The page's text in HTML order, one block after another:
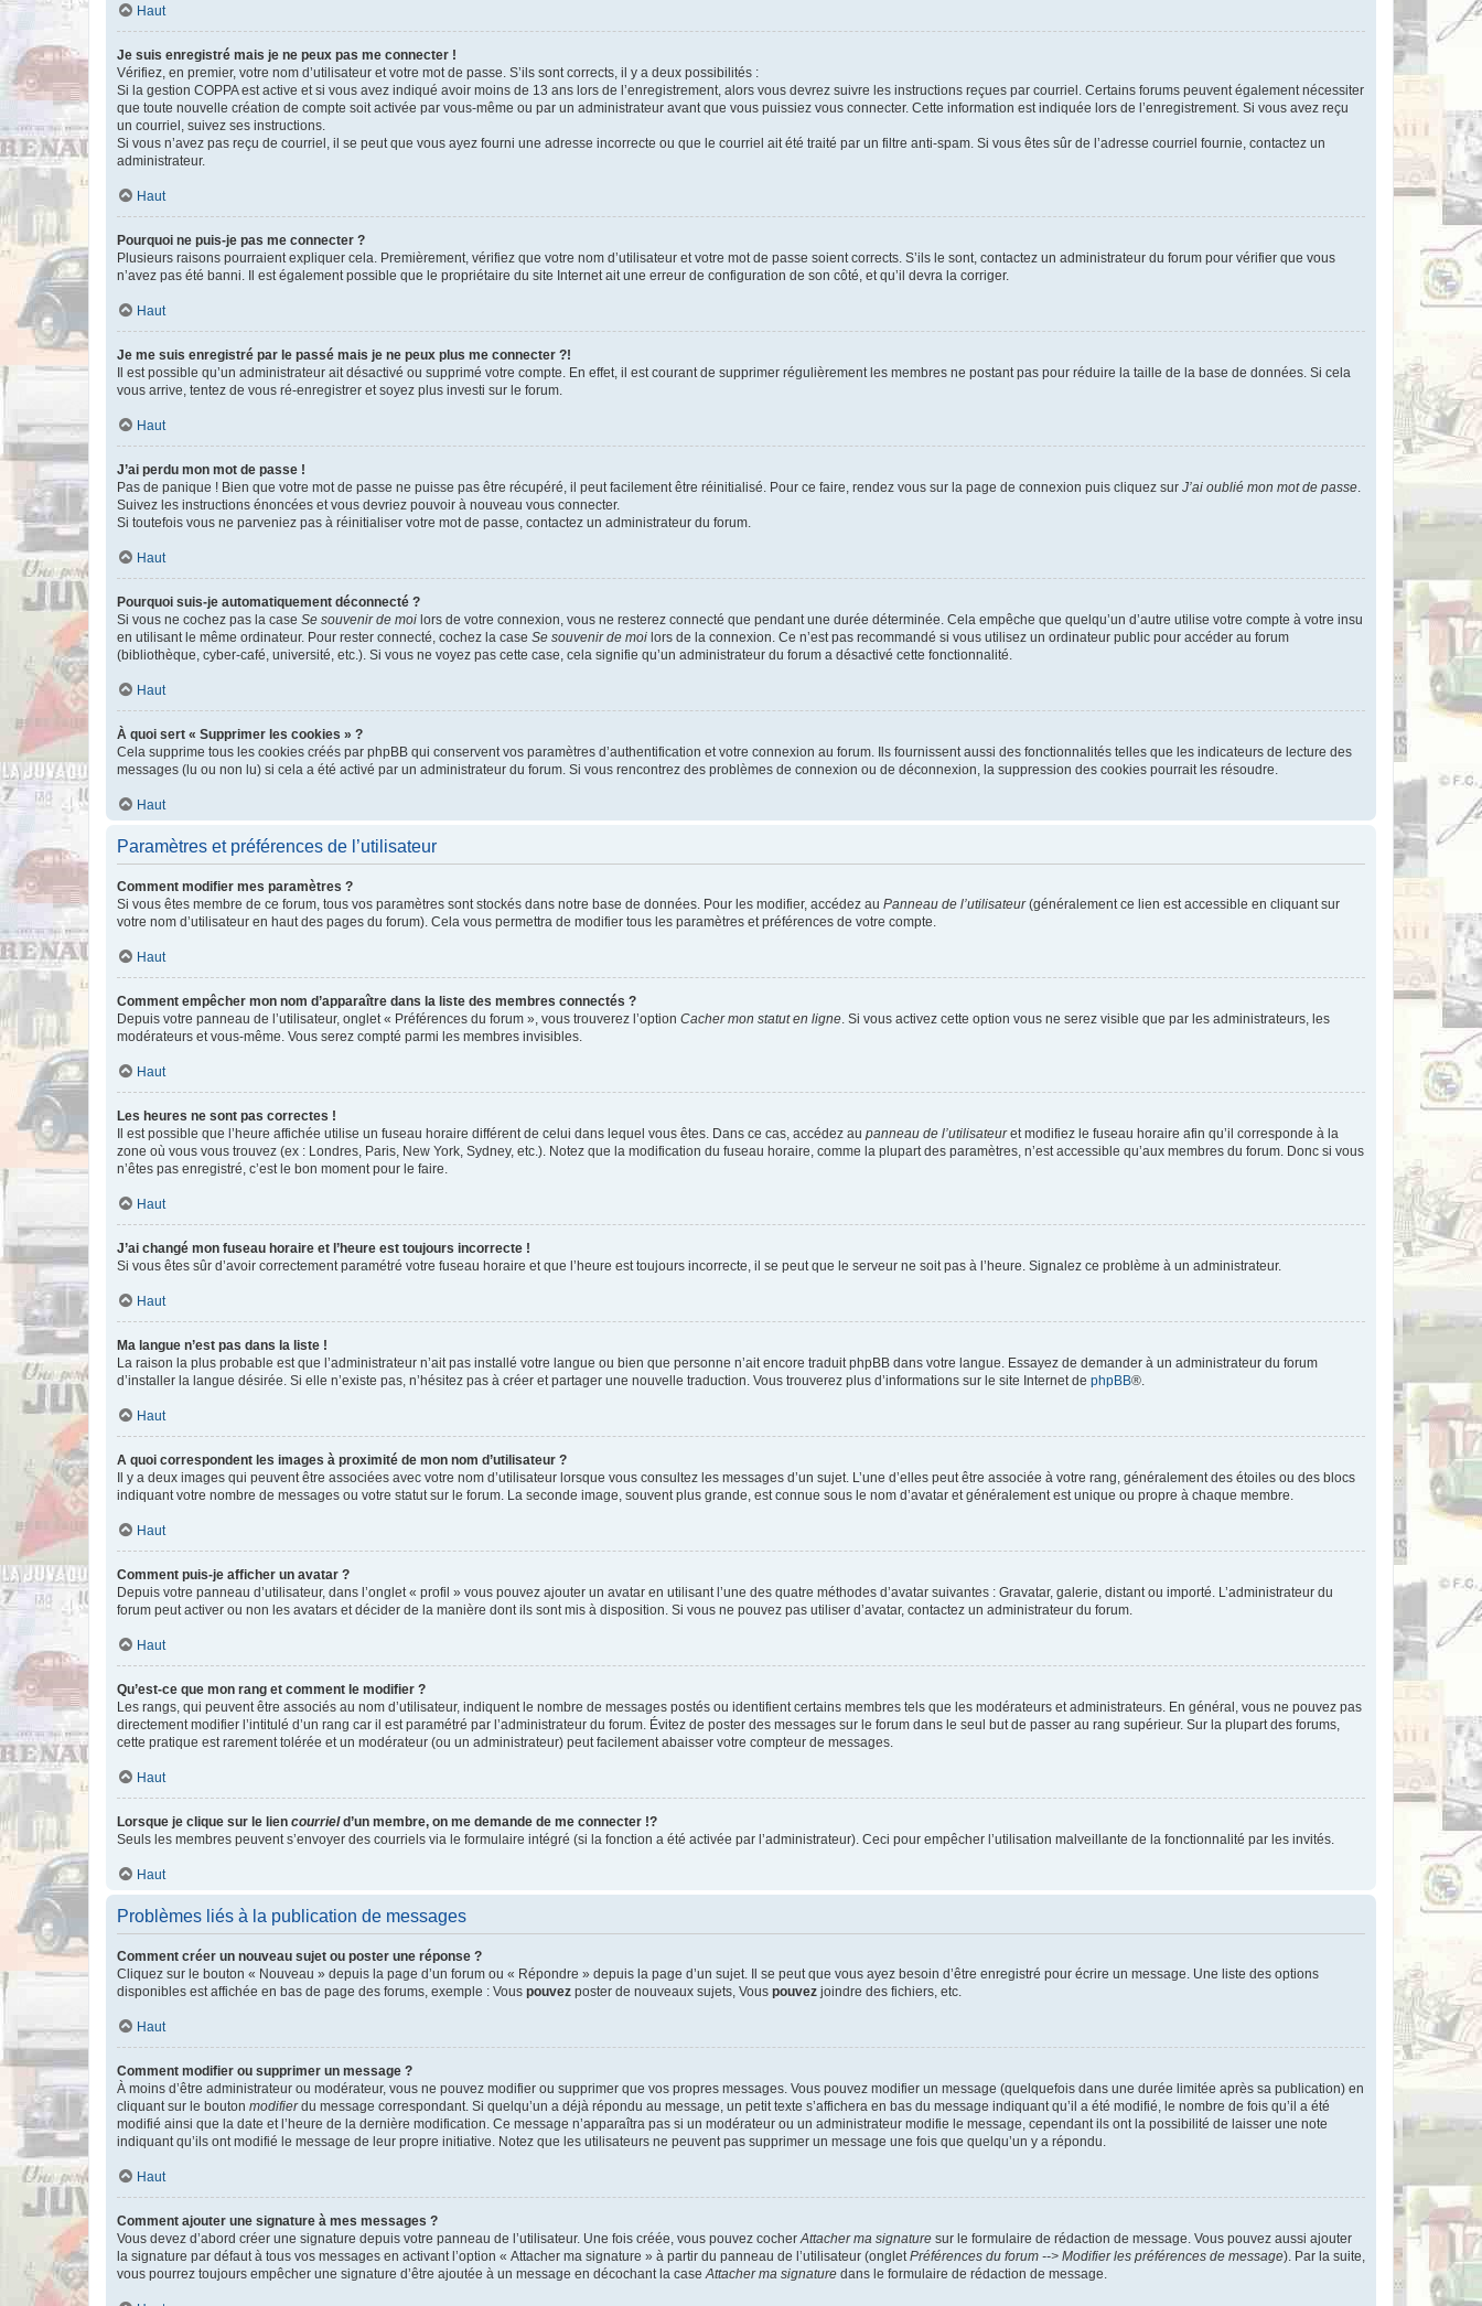
Haut
Je suis enregistré mais je ne peux pas me connecter !
Vérifiez, en premier, votre nom d’utilisateur et votre mot de passe. S’ils sont corrects, il y a deux possibilités :
Si la gestion COPPA est active et si vous avez indiqué avoir moins de 13 ans lors de l’enregistrement, alors vous devrez suivre les instructions reçues par courriel. Certains forums peuvent également nécessiter
que toute nouvelle création de compte soit activée par vous-même ou par un administrateur avant que vous puissiez vous connecter. Cette information est indiquée lors de l’enregistrement. Si vous avez reçu
un courriel, suivez ses instructions.
Si vous n’avez pas reçu de courriel, il se peut que vous ayez fourni une adresse incorrecte ou que le courriel ait été traité par un filtre anti-spam. Si vous êtes sûr de l’adresse courriel fournie, contactez un
administrateur.
Haut
Pourquoi ne puis-je pas me connecter ?
Plusieurs raisons pourraient expliquer cela. Premièrement, vérifiez que votre nom d’utilisateur et votre mot de passe soient corrects. S’ils le sont, contactez un administrateur du forum pour vérifier que vous
n’avez pas été banni. Il est également possible que le propriétaire du site Internet ait une erreur de configuration de son côté, et qu’il devra la corriger.
Haut
Je me suis enregistré par le passé mais je ne peux plus me connecter ?!
Il est possible qu’un administrateur ait désactivé ou supprimé votre compte. En effet, il est courant de supprimer régulièrement les membres ne postant pas pour réduire la taille de la base de données. Si cela
vous arrive, tentez de vous ré-enregistrer et soyez plus investi sur le forum.
Haut
J’ai perdu mon mot de passe !
Pas de panique ! Bien que votre mot de passe ne puisse pas être récupéré, il peut facilement être réinitialisé. Pour ce faire, rendez vous sur la page de connexion puis cliquez sur J’ai oublié mon mot de passe.
Suivez les instructions énoncées et vous devriez pouvoir à nouveau vous connecter.
Si toutefois vous ne parveniez pas à réinitialiser votre mot de passe, contactez un administrateur du forum.
Haut
Pourquoi suis-je automatiquement déconnecté ?
Si vous ne cochez pas la case Se souvenir de moi lors de votre connexion, vous ne resterez connecté que pendant une durée déterminée. Cela empêche que quelqu’un d’autre utilise votre compte à votre insu
en utilisant le même ordinateur. Pour rester connecté, cochez la case Se souvenir de moi lors de la connexion. Ce n’est pas recommandé si vous utilisez un ordinateur public pour accéder au forum
(bibliothèque, cyber-café, université, etc.). Si vous ne voyez pas cette case, cela signifie qu’un administrateur du forum a désactivé cette fonctionnalité.
Haut
À quoi sert « Supprimer les cookies » ?
Cela supprime tous les cookies créés par phpBB qui conservent vos paramètres d’authentification et votre connexion au forum. Ils fournissent aussi des fonctionnalités telles que les indicateurs de lecture des
messages (lu ou non lu) si cela a été activé par un administrateur du forum. Si vous rencontrez des problèmes de connexion ou de déconnexion, la suppression des cookies pourrait les résoudre.
Haut
Paramètres et préférences de l’utilisateur
Comment modifier mes paramètres ?
Si vous êtes membre de ce forum, tous vos paramètres sont stockés dans notre base de données. Pour les modifier, accédez au Panneau de l’utilisateur(généralement ce lien est accessible en cliquant sur
votre nom d’utilisateur en haut des pages du forum). Cela vous permettra de modifier tous les paramètres et préférences de votre compte.
Haut
Comment empêcher mon nom d’apparaître dans la liste des membres connectés ?
Depuis votre panneau de l’utilisateur, onglet « Préférences du forum », vous trouverez l’option Cacher mon statut en ligne. Si vous activez cette option vous ne serez visible que par les administrateurs, les
modérateurs et vous-même. Vous serez compté parmi les membres invisibles.
Haut
Les heures ne sont pas correctes !
Il est possible que l’heure affichée utilise un fuseau horaire différent de celui dans lequel vous êtes. Dans ce cas, accédez au panneau de l’utilisateuret modifiez le fuseau horaire afin qu’il corresponde à la
zone où vous vous trouvez (ex : Londres, Paris, New York, Sydney, etc.). Notez que la modification du fuseau horaire, comme la plupart des paramètres, n’est accessible qu’aux membres du forum. Donc si vous
n’êtes pas enregistré, c’est le bon moment pour le faire.
Haut
J’ai changé mon fuseau horaire et l’heure est toujours incorrecte !
Si vous êtes sûr d’avoir correctement paramétré votre fuseau horaire et que l’heure est toujours incorrecte, il se peut que le serveur ne soit pas à l’heure. Signalez ce problème à un administrateur.
Haut
Ma langue n’est pas dans la liste !
La raison la plus probable est que l’administrateur n’ait pas installé votre langue ou bien que personne n’ait encore traduit phpBB dans votre langue. Essayez de demander à un administrateur du forum
d’installer la langue désirée. Si elle n’existe pas, n’hésitez pas à créer et partager une nouvelle traduction. Vous trouverez plus d’informations sur le site Internet de phpBB®.
Haut
A quoi correspondent les images à proximité de mon nom d’utilisateur ?
Il y a deux images qui peuvent être associées avec votre nom d’utilisateur lorsque vous consultez les messages d’un sujet. L’une d’elles peut être associée à votre rang, généralement des étoiles ou des blocs
indiquant votre nombre de messages ou votre statut sur le forum. La seconde image, souvent plus grande, est connue sous le nom d’avatar et généralement est unique ou propre à chaque membre.
Haut
Comment puis-je afficher un avatar ?
Depuis votre panneau d’utilisateur, dans l’onglet « profil » vous pouvez ajouter un avatar en utilisant l’une des quatre méthodes d’avatar suivantes : Gravatar, galerie, distant ou importé. L’administrateur du
forum peut activer ou non les avatars et décider de la manière dont ils sont mis à disposition. Si vous ne pouvez pas utiliser d’avatar, contactez un administrateur du forum.
Haut
Qu’est-ce que mon rang et comment le modifier ?
Les rangs, qui peuvent être associés au nom d’utilisateur, indiquent le nombre de messages postés ou identifient certains membres tels que les modérateurs et administrateurs. En général, vous ne pouvez pas
directement modifier l’intitulé d’un rang car il est paramétré par l’administrateur du forum. Évitez de poster des messages sur le forum dans le seul but de passer au rang supérieur. Sur la plupart des forums,
cette pratique est rarement tolérée et un modérateur (ou un administrateur) peut facilement abaisser votre compteur de messages.
Haut
Lorsque je clique sur le lien courrield’un membre, on me demande de me connecter !?
Seuls les membres peuvent s’envoyer des courriels via le formulaire intégré (si la fonction a été activée par l’administrateur). Ceci pour empêcher l’utilisation malveillante de la fonctionnalité par les invités.
Haut
Problèmes liés à la publication de messages
Comment créer un nouveau sujet ou poster une réponse ?
Cliquez sur le bouton « Nouveau » depuis la page d’un forum ou « Répondre » depuis la page d’un sujet. Il se peut que vous ayez besoin d’être enregistré pour écrire un message. Une liste des options
disponibles est affichée en bas de page des forums, exemple : Vous pouvez poster de nouveaux sujets, Vous pouvez joindre des fichiers, etc.
Haut
Comment modifier ou supprimer un message ?
À moins d’être administrateur ou modérateur, vous ne pouvez modifier ou supprimer que vos propres messages. Vous pouvez modifier un message (quelquefois dans une durée limitée après sa publication) en
cliquant sur le bouton modifierdu message correspondant. Si quelqu’un a déjà répondu au message, un petit texte s’affichera en bas du message indiquant qu’il a été modifié, le nombre de fois qu’il a été
modifié ainsi que la date et l’heure de la dernière modification. Ce message n’apparaîtra pas si un modérateur ou un administrateur modifie le message, cependant ils ont la possibilité de laisser une note
indiquant qu’ils ont modifié le message de leur propre initiative. Notez que les utilisateurs ne peuvent pas supprimer un message une fois que quelqu’un y a répondu.
Haut
Comment ajouter une signature à mes messages ?
Vous devez d’abord créer une signature depuis votre panneau de l’utilisateur. Une fois créée, vous pouvez cocherAttacher ma signature sur le formulaire de rédaction de message. Vous pouvez aussi ajouter
la signature par défaut à tous vos messages en activant l’option « Attacher ma signature » à partir du panneau de l’utilisateur (ongletPréférences du forum --> Modifier les préférences de message). Par la suite,
vous pourrez toujours empêcher une signature d’être ajoutée à un message en décochant la caseAttacher ma signature dans le formulaire de rédaction de message.